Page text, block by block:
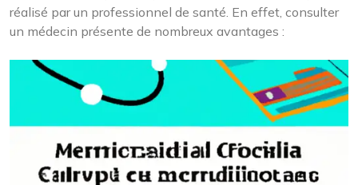
réalisé par un professionnel de santé. En effet, consulter
un médecin présente de nombreux avantages :